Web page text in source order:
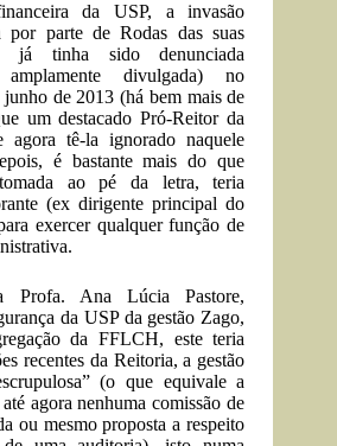
da USP, a invasão
por parte de Rodas das suas
já tinha sido denunciada
amplamente divulgada) no
de 2013 (há bem mais de
um destacado Pró-Reitor da
agora tê-la ignorado naquele
é bastante mais do que
ao pé da letra, teria
(ex dirigente principal do
exercer qualquer função de
Profa. Ana Lúcia Pastore,
da USP da gestão Zago,
da FFLCH, este teria
recentes da Reitoria, a gestão
(o que equivale a
agora nenhuma comissão de
ou mesmo proposta a respeito